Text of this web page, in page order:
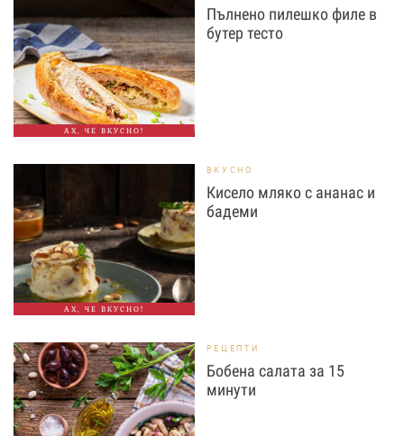
АХ, ЧЕ ВКУСНО!
Пълнено пилешко филе в
бутер тесто
АХ, ЧЕ ВКУСНО!
ВКУСНО
Кисело мляко с ананас и
бадеми
РЕЦЕПТИ
Бобена салата за 15
минути